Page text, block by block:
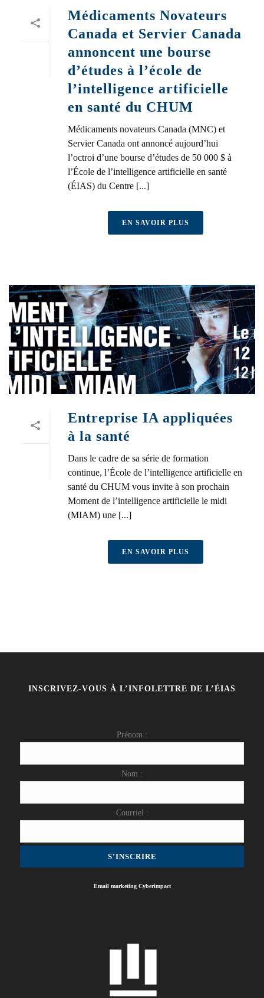
Médicaments Novateurs
Canada et Servier Canada
annoncent une bourse
d’études à l’école de
l’intelligence artificielle
en santé du CHUM
Médicaments novateurs Canada (MNC) et
Servier Canada ont annoncé aujourd’hui
l’octroi d’une bourse d’études de 50 000 $ à
l’École de l’intelligence artificielle en santé
(ÉIAS) du Centre [...]
EN SAVOIR PLUS
Entreprise IA appliquées
à la santé
Dans le cadre de sa série de formation
continue, l’École de l’intelligence artificielle en
santé du CHUM vous invite à son prochain
Moment de l’intelligence artificielle le midi
(MIAM) une [...]
EN SAVOIR PLUS
INSCRIVEZ-VOUS À L’INFOLETTRE DE L’ÉIAS
Prénom :
Nom :
Courriel :
Email marketing Cyberimpact